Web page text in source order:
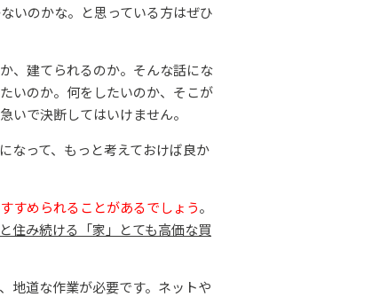
いのかな。と思っている方はぜひ
、建てられるのか。そんな話にな
いのか。何をしたいのか、そこが
いで決断してはいけません。
なって、もっと考えておけば良か
すめられることがあるでしょう。
住み続ける「家」とても高価な買
地道な作業が必要です。ネットや